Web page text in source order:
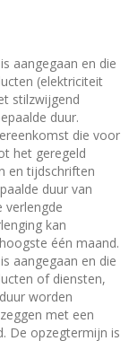
aangegaan en die
(elektriciteit
stilzwijgend
duur.
die voor
het geregeld
en tijdschriften
duur van
verlengde
kan
één maand.
aangegaan en die
of diensten,
worden
met een
De opzegtermijn is